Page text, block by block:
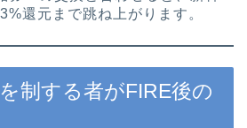
還元まで跳ね上がります。
制する者がFIRE後の